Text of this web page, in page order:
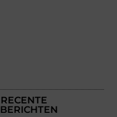
RECENTE
BERICHTEN